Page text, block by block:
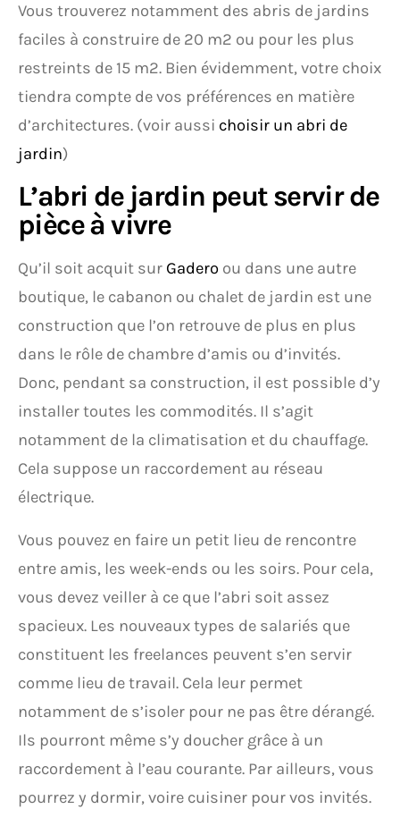
Vous trouverez notamment des abris de jardins
faciles à construire de 20 m2 ou pour les plus
restreints de 15 m2. Bien évidemment, votre choix
tiendra compte de vos préférences en matière
d’architectures. (voir aussi choisir un abri de
jardin)
L’abri de jardin peut servir de
pièce à vivre
Qu’il soit acquit sur Gadero ou dans une autre
boutique, le cabanon ou chalet de jardin est une
construction que l’on retrouve de plus en plus
dans le rôle de chambre d’amis ou d’invités.
Donc, pendant sa construction, il est possible d’y
installer toutes les commodités. Il s’agit
notamment de la climatisation et du chauffage.
Cela suppose un raccordement au réseau
électrique.
Vous pouvez en faire un petit lieu de rencontre
entre amis, les week-ends ou les soirs. Pour cela,
vous devez veiller à ce que l’abri soit assez
spacieux. Les nouveaux types de salariés que
constituent les freelances peuvent s’en servir
comme lieu de travail. Cela leur permet
notamment de s’isoler pour ne pas être dérangé.
Ils pourront même s’y doucher grâce à un
raccordement à l’eau courante. Par ailleurs, vous
pourrez y dormir, voire cuisiner pour vos invités.